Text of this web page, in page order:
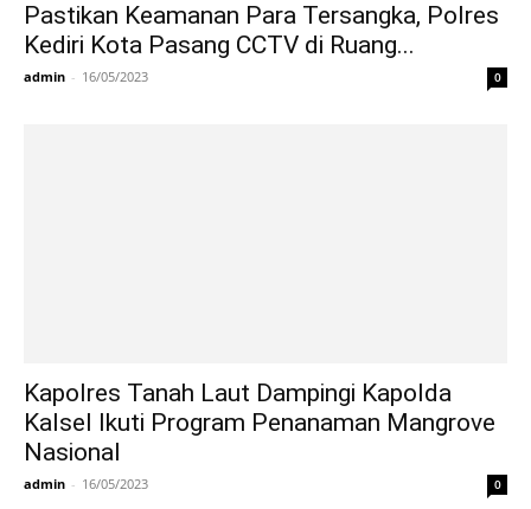
Pastikan Keamanan Para Tersangka, Polres
Kediri Kota Pasang CCTV di Ruang...
admin - 16/05/2023 0
Kapolres Tanah Laut Dampingi Kapolda
Kalsel Ikuti Program Penanaman Mangrove
Nasional
admin - 16/05/2023 0